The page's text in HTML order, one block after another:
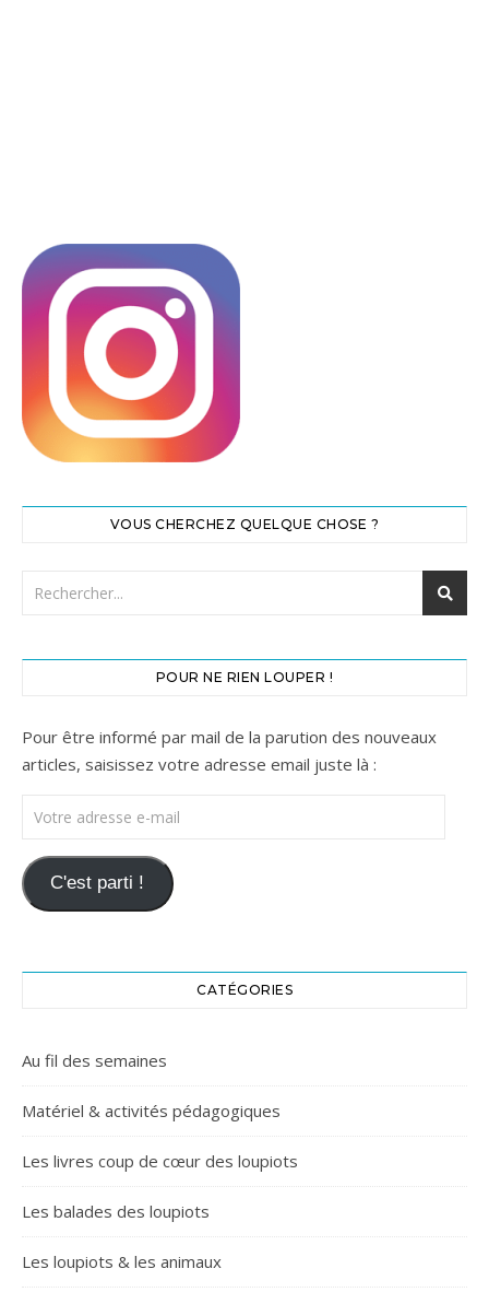
VOUS CHERCHEZ QUELQUE CHOSE ?
POUR NE RIEN LOUPER !
Pour être informé par mail de la parution des nouveaux
articles, saisissez votre adresse email juste là :
Votre adresse e-mail
C'est parti !
CATÉGORIES
Au fil des semaines
Matériel & activités pédagogiques
Les livres coup de cœur des loupiots
Les balades des loupiots
Les loupiots & les animaux